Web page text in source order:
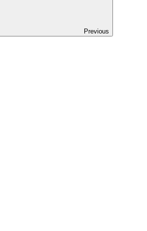
Previous